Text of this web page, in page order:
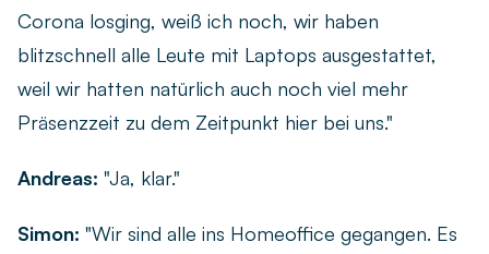
Corona losging, weiß ich noch, wir haben
blitzschnell alle Leute mit Laptops ausgestattet,
weil wir hatten natürlich auch noch viel mehr
Präsenzzeit zu dem Zeitpunkt hier bei uns."
Andreas: "Ja, klar."
Simon: "Wir sind alle ins Homeoffice gegangen. Es